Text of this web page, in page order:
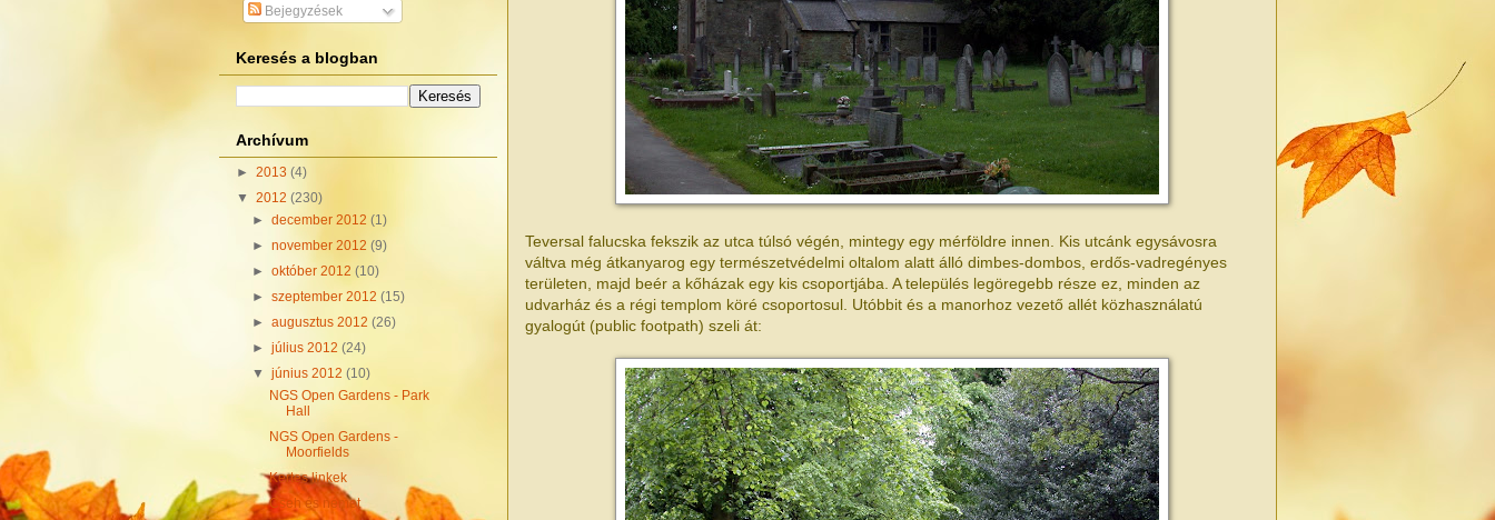
Teversal falucska fekszik az utca túlsó végén, mintegy egy mérföldre innen. Kis utcánk egysávosra
váltva még átkanyarog egy természetvédelmi oltalom alatt álló dimbes-dombos, erdős-vadregényes
területen, majd beér a kőházak egy kis csoportjába. A település legöregebb része ez, minden az
udvarház és a régi templom köré csoportosul. Utóbbit és a manorhoz vezető allét közhasználatú
gyalogút (public footpath) szeli át:
Bejegyzések
Keresés a blogban
Archívum
► 2013 (4)
▼ 2012 (230)
►december 2012(1)
►november 2012(9)
►október 2012(10)
►szeptember 2012(15)
►augusztus 2012(26)
►július 2012(24)
▼június 2012(10)
NGS Open Gardens - Park
Hall
NGS Open Gardens -
Moorfields
Kertes linkek
Cseh és német